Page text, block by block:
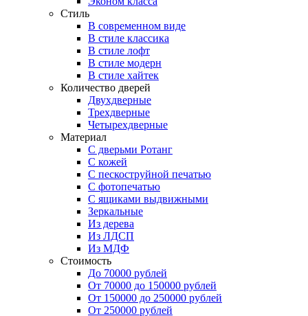
Стиль
В современном виде
В стиле классика
В стиле лофт
В стиле модерн
В стиле хайтек
Количество дверей
Двухдверные
Трехдверные
Четырехдверные
Материал
C дверьми Ротанг
C кожей
C пескоструйной печатью
C фотопечатью
C ящиками выдвижными
Зеркальные
Из дерева
Из ЛДСП
Из МДФ
Стоимость
До 70000 рублей
От 70000 до 150000 рублей
От 150000 до 250000 рублей
От 250000 рублей